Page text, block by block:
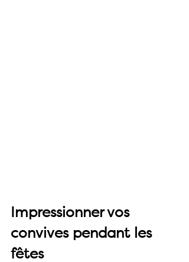
Impressionner vos
convives pendant les
fêtes